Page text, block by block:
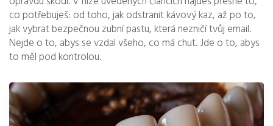
co potřebuješ: od toho, jak odstranit kávový kaz, až po to,
jak vybrat bezpečnou zubní pastu, která nezničí tvůj email.
Nejde o to, abys se vzdal všeho, co má chut. Jde o to, abys
to měl pod kontrolou.